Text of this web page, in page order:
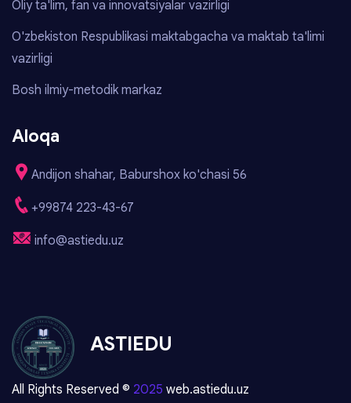
Oliy ta'lim, fan va innovatsiyalar vazirligi
O'zbekiston Respublikasi maktabgacha va maktab ta'limi
vazirligi
Bosh ilmiy-metodik markaz
Aloqa
Andijon shahar, Baburshox ko'chasi 56
+99874 223-43-67
info@astiedu.uz
ASTIEDU
All Rights Reserved © 2025 web.astiedu.uz